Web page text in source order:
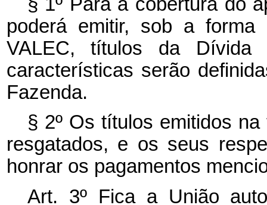
poderá emitir, sob a
VALEC, títulos da Dívida
características serão
Fazenda.
§ 2º Os títulos emitidos
resgatados, e os seus
honrar os pagamentos
Art. 3º Fica a União